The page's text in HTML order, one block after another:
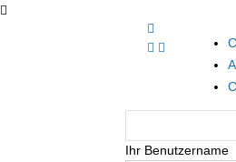
Ihr Benutzername